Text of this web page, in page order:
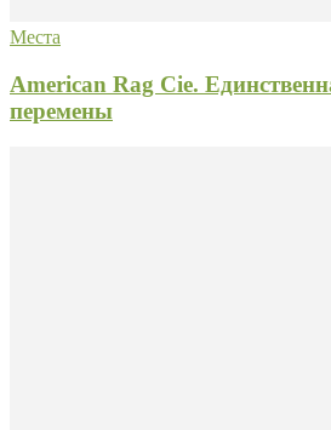
Места
American Rag Cie.
перемены